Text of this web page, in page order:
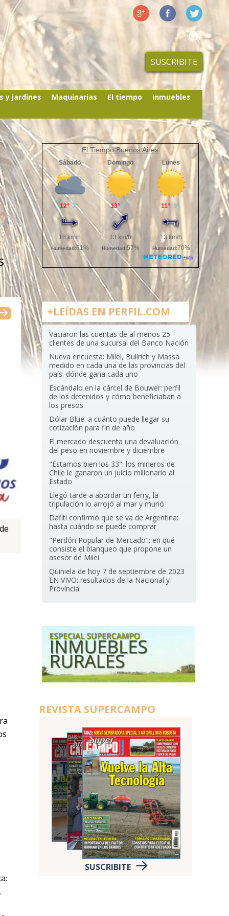
SUSCRIBITE
y jardines Maquinarias El tiempo
Inmuebles
El Tiempo Buenos Aires
+LEÍDAS EN PERFIL.COM
Vaciaron las cuentas de al menos 25
clientes de una sucursal del Banco Nación
Nueva encuesta: Milei, Bullrich y Massa
medido en cada una de las provincias del
país: dónde gana cada uno
Escándalo en la cárcel de Bouwer: perfil
de los detenidos y cómo beneficiaban a
los presos
Dólar Blue: a cuánto puede llegar su
cotización para fin de año
El mercado descuenta una devaluación
del peso en noviembre y diciembre
"Estamos bien los 33": los mineros de
Chile le ganaron un juicio millonario al
Estado
Llegó tarde a abordar un ferry, la
tripulación lo arrojó al mar y murió
Dafiti confirmó que se va de Argentina:
hasta cuándo se puede comprar
"Perdón Popular de Mercado": en qué
consiste el blanqueo que propone un
asesor de Milei
Quiniela de hoy 7 de septiembre de 2023
EN VIVO: resultados de la Nacional y
Provincia
REVISTA SUPERCAMPO
SUSCRIBITE